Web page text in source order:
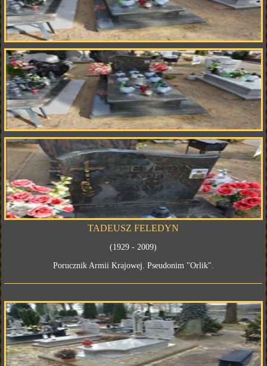
TADEUSZ FELEDYN
(1929 - 2009)
Porucznik Armii Krajowej. Pseudonim "Orlik".